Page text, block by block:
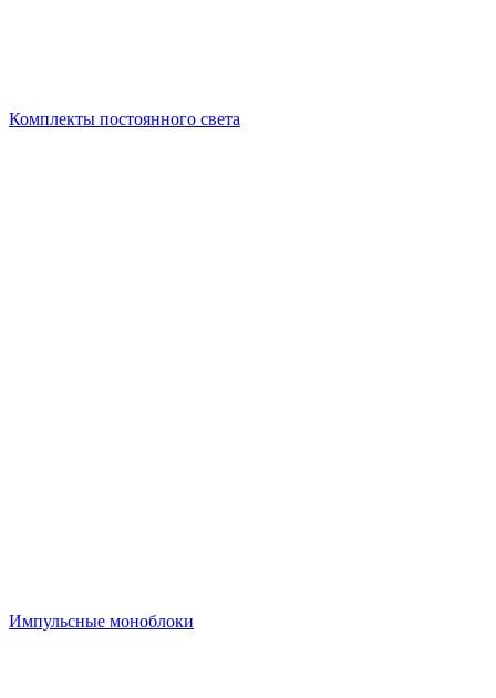
Комплекты постоянного света
Импульсные моноблоки